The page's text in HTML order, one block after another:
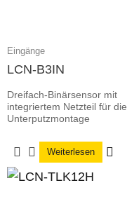
Eingänge
LCN-B3IN
Dreifach-Binärsensor mit
integriertem Netzteil für die
Unterputzmontage
Weiterlesen